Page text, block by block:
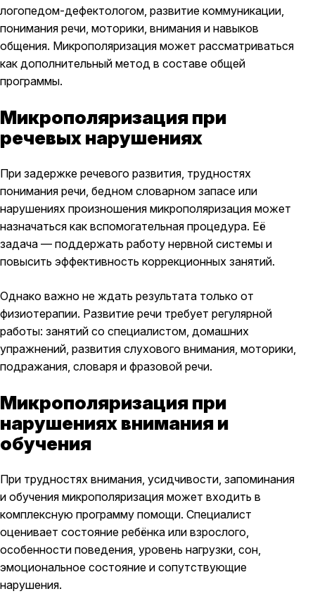
логопедом-дефектологом, развитие коммуникации,
понимания речи, моторики, внимания и навыков
общения. Микрополяризация может рассматриваться
как дополнительный метод в составе общей
программы.
Микрополяризация при
речевых нарушениях
При задержке речевого развития, трудностях
понимания речи, бедном словарном запасе или
нарушениях произношения микрополяризация может
назначаться как вспомогательная процедура. Её
задача — поддержать работу нервной системы и
повысить эффективность коррекционных занятий.
Однако важно не ждать результата только от
физиотерапии. Развитие речи требует регулярной
работы: занятий со специалистом, домашних
упражнений, развития слухового внимания, моторики,
подражания, словаря и фразовой речи.
Микрополяризация при
нарушениях внимания и
обучения
При трудностях внимания, усидчивости, запоминания
и обучения микрополяризация может входить в
комплексную программу помощи. Специалист
оценивает состояние ребёнка или взрослого,
особенности поведения, уровень нагрузки, сон,
эмоциональное состояние и сопутствующие
нарушения.